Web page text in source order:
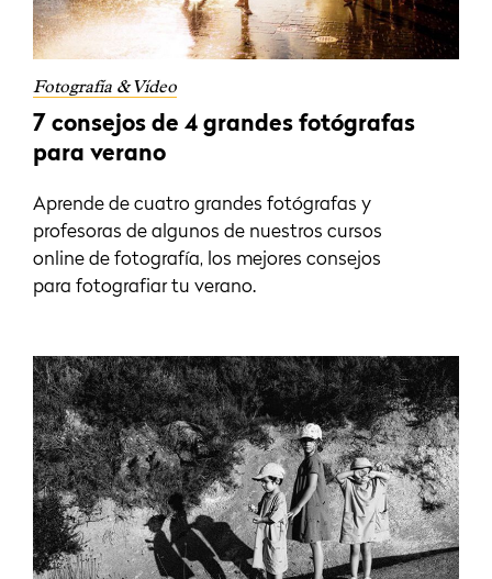
Fotografía & Vídeo
7 consejos de 4 grandes fotógrafas
para verano
Aprende de cuatro grandes fotógrafas y
profesoras de algunos de nuestros cursos
online de fotografía, los mejores consejos
para fotografiar tu verano.